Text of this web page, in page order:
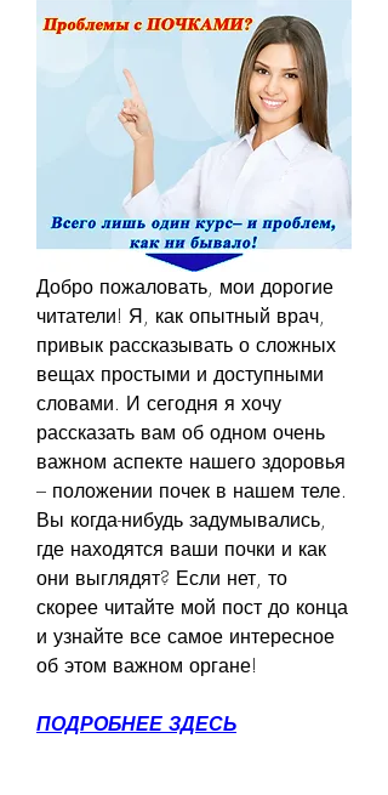
Добро пожаловать, мои дорогие
читатели! Я, как опытный врач,
привык рассказывать о сложных
вещах простыми и доступными
словами. И сегодня я хочу
рассказать вам об одном очень
важном аспекте нашего здоровья
– положении почек в нашем теле.
Вы когда-нибудь задумывались,
где находятся ваши почки и как
они выглядят? Если нет, то
скорее читайте мой пост до конца
и узнайте все самое интересное
об этом важном органе!
ПОДРОБНЕЕ ЗДЕСЬ